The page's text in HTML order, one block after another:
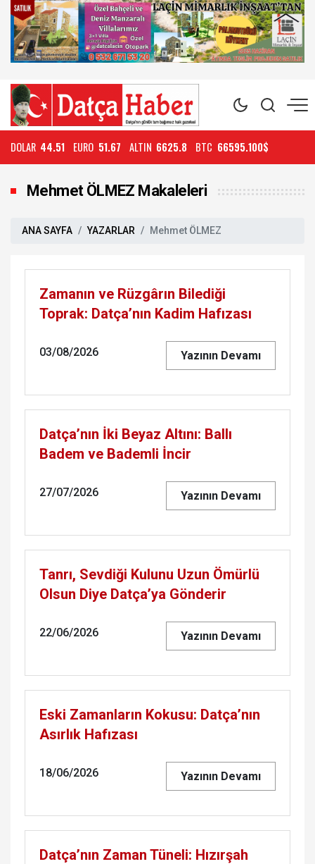
DOLAR 44.51 EURO 51.67 ALTIN 6625.8 BTC 66595.100$
Mehmet ÖLMEZ Makaleleri
ANA SAYFA YAZARLAR Mehmet ÖLMEZ
Zamanın ve Rüzgârın Bilediği
Toprak: Datça’nın Kadim Hafızası
03/08/2026 Yazının Devamı
Datça’nın İki Beyaz Altını: Ballı
Badem ve Bademli İncir
27/07/2026 Yazının Devamı
Tanrı, Sevdiği Kulunu Uzun Ömürlü
Olsun Diye Datça’ya Gönderir
22/06/2026 Yazının Devamı
Eski Zamanların Kokusu: Datça’nın
Asırlık Hafızası
18/06/2026 Yazının Devamı
Datça’nın Zaman Tüneli: Hızırşah